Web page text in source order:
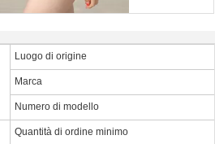
Luogo di origine
Marca
Numero di modello
Quantità di ordine minimo